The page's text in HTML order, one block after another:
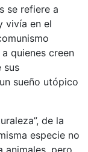
se refiere a
vivía en el
quienes creen
sus
sueño utópico
de la
especie no
animales, pero